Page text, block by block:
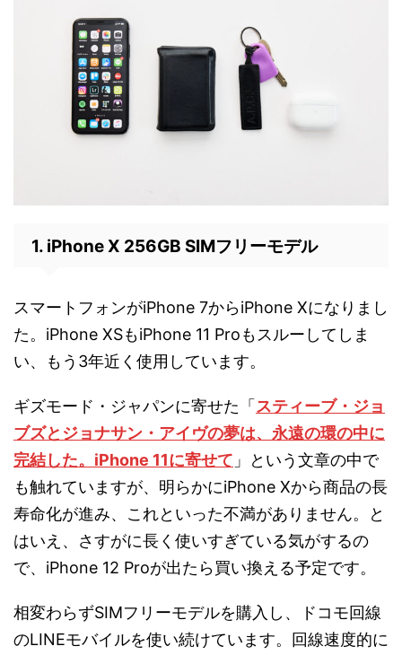
1. iPhone X 256GB SIMフリーモデル
スマートフォンがiPhone 7からiPhone Xになりまし
た。iPhone XSもiPhone 11 Proもスルーしてしま
い、もう3年近く使用しています。
ギズモード・ジャパンに寄せた「 スティーブ・ジョ
ブズとジョナサン・アイヴの夢は、永遠の環の中に
完結した。iPhone 11に寄せて 」という文章の中で
も触れていますが、明らかにiPhone Xから商品の長
寿命化が進み、これといった不満がありません。と
はいえ、さすがに長く使いすぎている気がするの
で、iPhone 12 Proが出たら買い換える予定です。
相変わらずSIMフリーモデルを購入し、ドコモ回線
のLINEモバイルを使い続けています。回線速度的に